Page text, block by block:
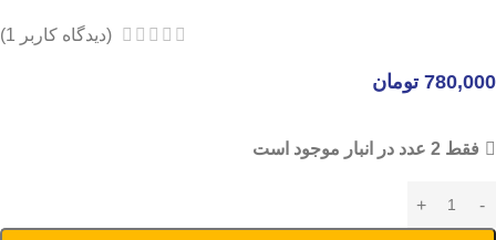
(دیدگاه کاربر 1
)
780,000 تومان
فقط 2 عدد در انبار موجود است